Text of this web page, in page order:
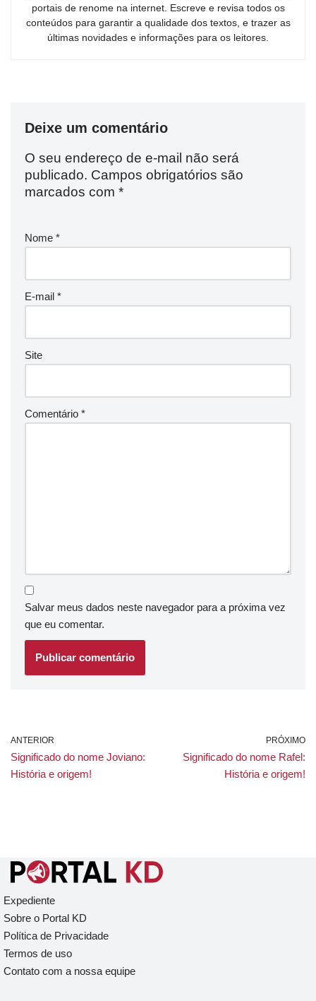
portais de renome na internet. Escreve e revisa todos os
conteúdos para garantir a qualidade dos textos, e trazer as
últimas novidades e informações para os leitores.
Deixe um comentário
O seu endereço de e-mail não será
publicado. Campos obrigatórios são
marcados com *
Nome *
E-mail *
Site
Comentário *
Salvar meus dados neste navegador para a próxima vez
que eu comentar.
ANTERIOR
Significado do nome Joviano:
História e origem!
PRÓXIMO
Significado do nome Rafel:
História e origem!
Expediente
Sobre o Portal KD
Política de Privacidade
Termos de uso
Contato com a nossa equipe